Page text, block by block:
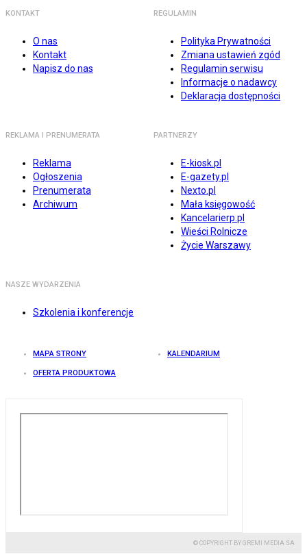
KONTAKT
O nas
Kontakt
Napisz do nas
REGULAMIN
Polityka Prywatności
Zmiana ustawień zgód
Regulamin serwisu
Informacje o nadawcy
Deklaracja dostępności
REKLAMA I PRENUMERATA
Reklama
Ogłoszenia
Prenumerata
Archiwum
PARTNERZY
E-kiosk.pl
E-gazety.pl
Nexto.pl
Mała księgowość
Kancelarierp.pl
Wieści Rolnicze
Życie Warszawy
NASZE WYDARZENIA
Szkolenia i konferencje
MAPA STRONY KALENDARIUM
OFERTA PRODUKTOWA
© COPYRIGHT BY GREMI MEDIA SA